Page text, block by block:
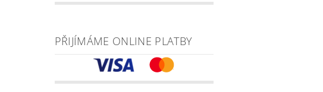
PŘIJÍMÁME ONLINE PLATBY